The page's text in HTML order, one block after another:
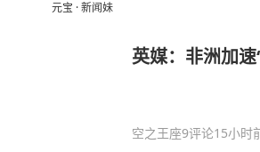
元宝 · 新闻妹
英媒：非洲加
空之王座9评论15小时